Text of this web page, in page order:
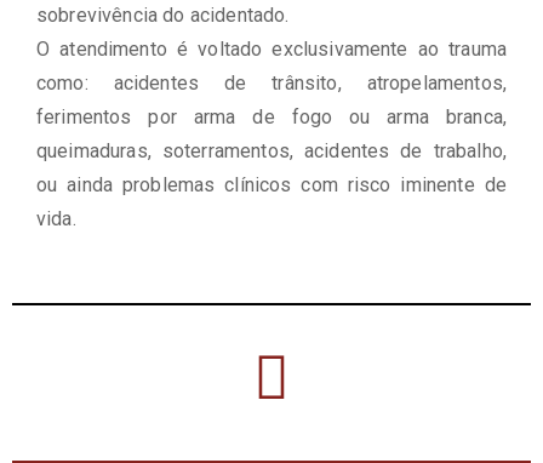
sobrevivência do acidentado.
O atendimento é voltado exclusivamente ao trauma
como: acidentes de trânsito, atropelamentos,
ferimentos por arma de fogo ou arma branca,
queimaduras, soterramentos, acidentes de trabalho,
ou ainda problemas clínicos com risco iminente de
vida.